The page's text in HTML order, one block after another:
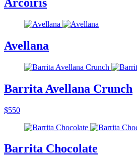
Avellana
Barrita Avellana Crunch
$550
Barrita Chocolate